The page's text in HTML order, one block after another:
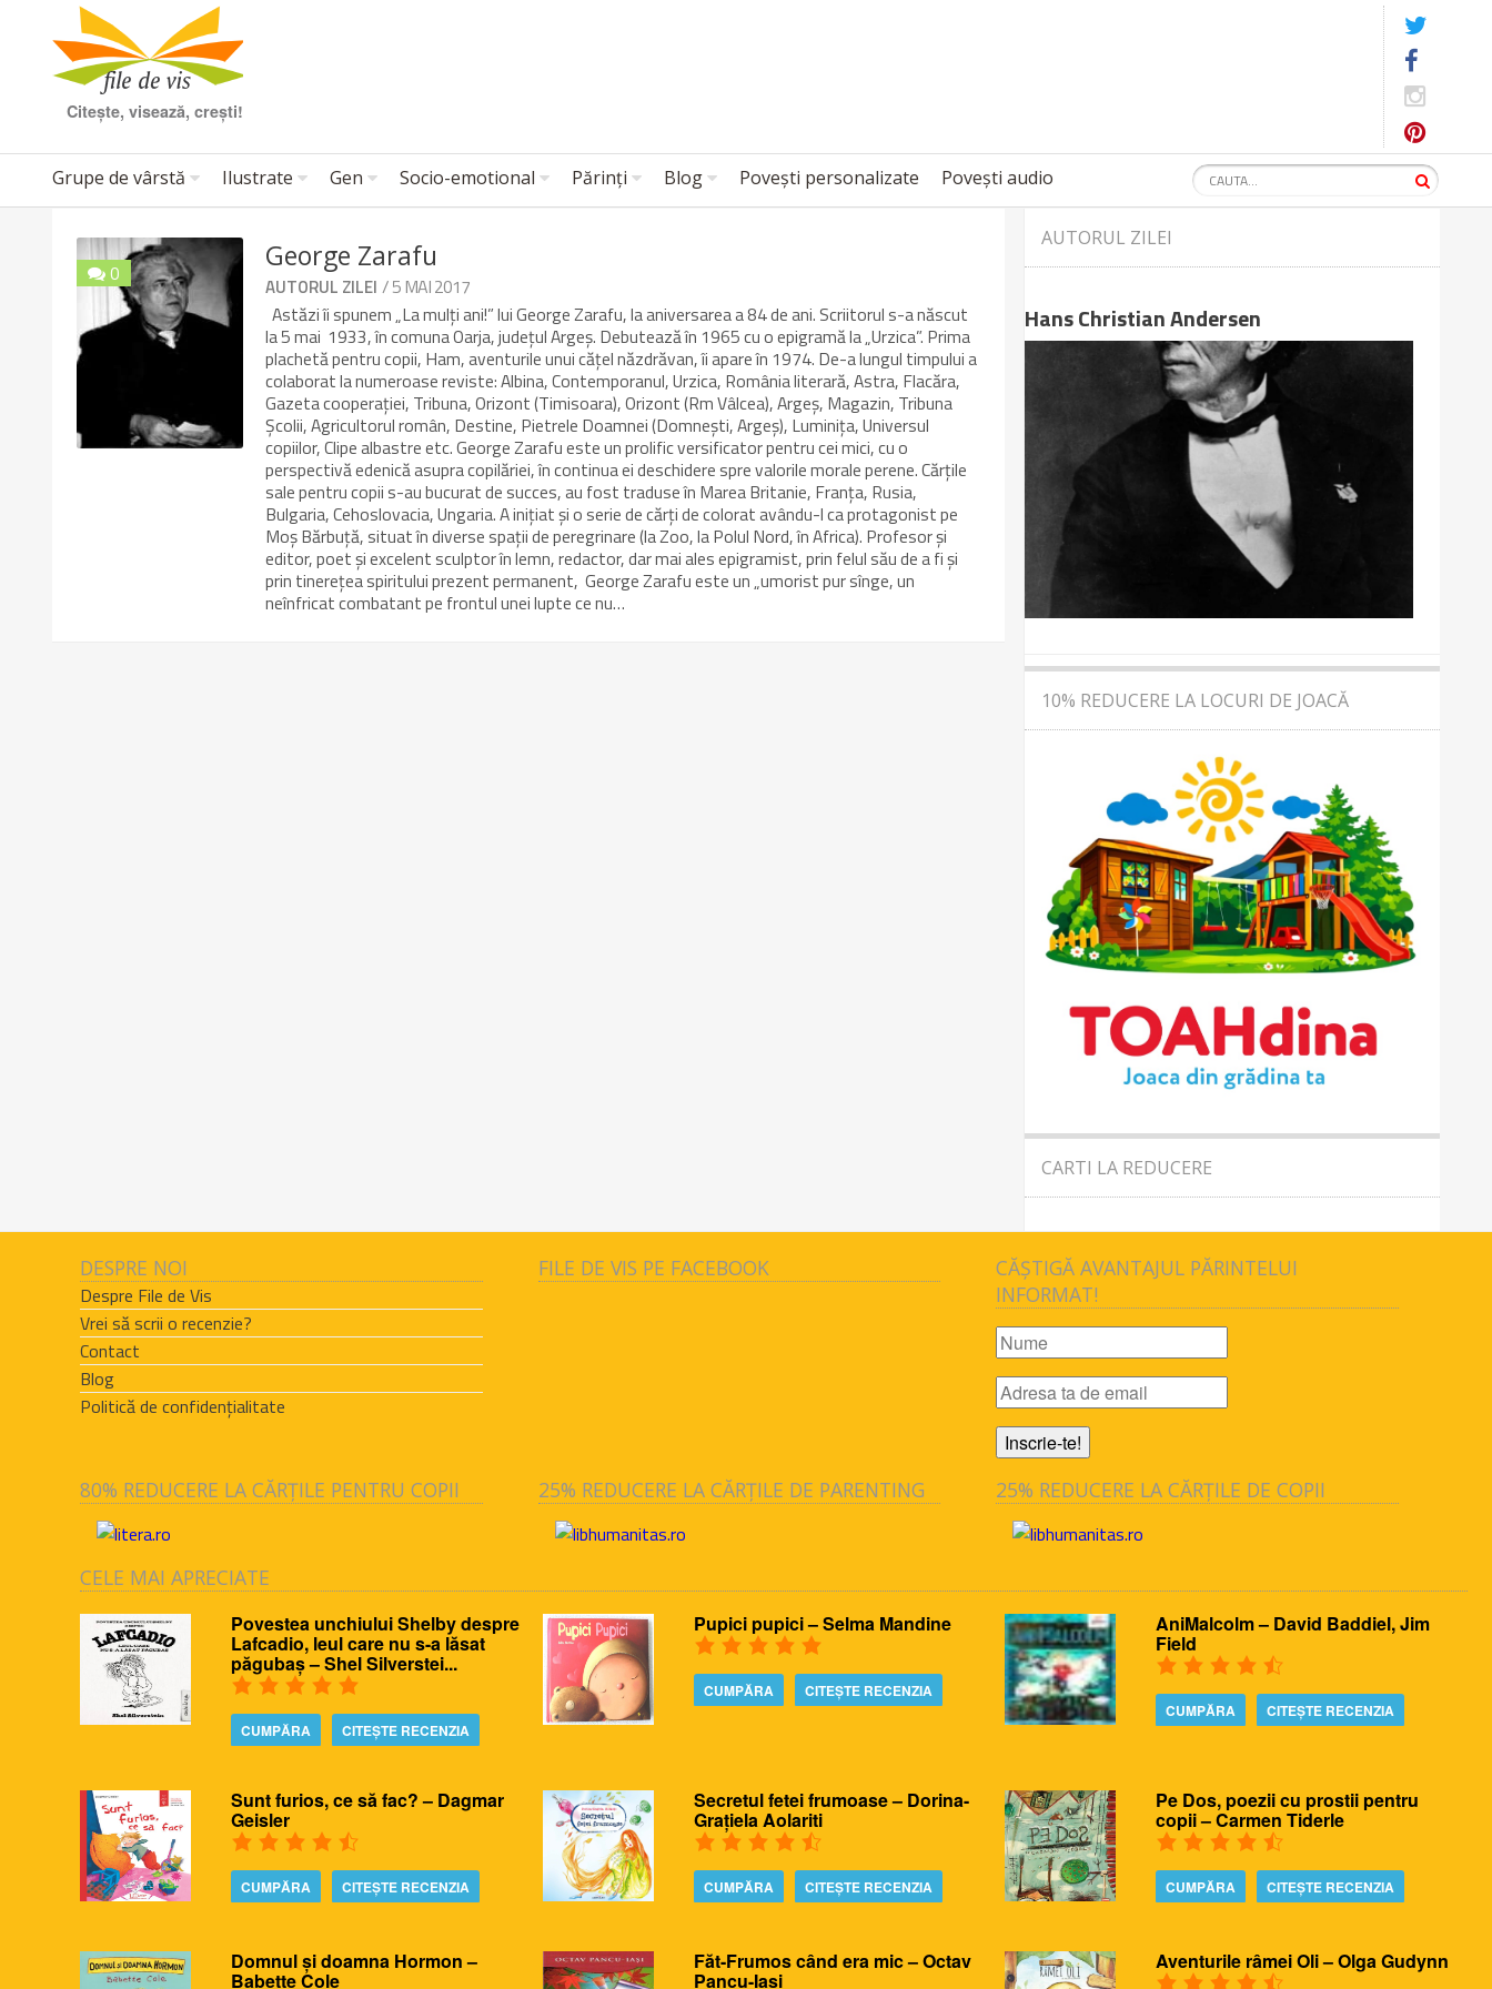
Citește, visează, crești!
Grupe de vârstă Ilustrate Gen Socio-emotional Părinți Blog Povești personalizate Povești audio
0 George Zarafu
AUTORUL ZILEI / 5 MAI 2017
Astăzi îi spunem „La mulți ani!” lui George Zarafu, la aniversarea a 84 de ani. Scriitorul s-a născut
la 5 mai 1933, în comuna Oarja, județul Argeș. Debutează în 1965 cu o epigramă la „Urzica”. Prima
plachetă pentru copii, Ham, aventurile unui căţel năzdrăvan, îi apare în 1974. De-a lungul timpului a
colaborat la numeroase reviste: Albina, Contemporanul, Urzica, România literară, Astra, Flacăra,
Gazeta cooperaţiei, Tribuna, Orizont (Timisoara), Orizont (Rm Vâlcea), Argeş, Magazin, Tribuna
Şcolii, Agricultorul român, Destine, Pietrele Doamnei (Domneşti, Argeş), Luminiţa, Universul
copiilor, Clipe albastre etc. George Zarafu este un prolific versificator pentru cei mici, cu o
perspectivă edenică asupra copilăriei, în continua ei deschidere spre valorile morale perene. Cărţile
sale pentru copii s-au bucurat de succes, au fost traduse în Marea Britanie, Franţa, Rusia,
Bulgaria, Cehoslovacia, Ungaria. A iniţiat şi o serie de cărţi de colorat avându-l ca protagonist pe
Moş Bărbuţă, situat în diverse spaţii de peregrinare (la Zoo, la Polul Nord, în Africa). Profesor şi
editor, poet şi excelent sculptor în lemn, redactor, dar mai ales epigramist, prin felul său de a fi şi
prin tinereţea spiritului prezent permanent, George Zarafu este un „umorist pur sînge, un
neînfricat combatant pe frontul unei lupte ce nu…
AUTORUL ZILEI
Hans Christian Andersen
10% REDUCERE LA LOCURI DE JOACĂ
CARTI LA REDUCERE
DESPRE NOI
Despre File de Vis
Vrei să scrii o recenzie?
Contact
Blog
Politică de confidențialitate
FILE DE VIS PE FACEBOOK
CĂȘTIGĂ AVANTAJUL PĂRINTELUI
INFORMAT!
80% REDUCERE LA CĂRȚILE PENTRU COPII 25% REDUCERE LA CĂRȚILE DE PARENTING 25% REDUCERE LA CĂRȚILE DE COPII
CELE MAI APRECIATE
Povestea unchiului Shelby despre
Lafcadio, leul care nu s-a lăsat
păgubaș – Shel Silverstei...
CUMPĂRA CITEȘTE RECENZIA
Pupici pupici – Selma Mandine
CUMPĂRA CITEȘTE RECENZIA
AniMalcolm – David Baddiel, Jim
Field
CUMPĂRA CITEȘTE RECENZIA
Sunt furios, ce să fac? – Dagmar
Geisler
CUMPĂRA CITEȘTE RECENZIA
Secretul fetei frumoase – Dorina-
Grațiela Aolariti
CUMPĂRA CITEȘTE RECENZIA
Pe Dos, poezii cu prostii pentru
copii – Carmen Tiderle
CUMPĂRA CITEȘTE RECENZIA
Domnul și doamna Hormon –
Babette Cole
Făt-Frumos când era mic – Octav
Pancu-Iasi
Aventurile râmei Oli – Olga Gudynn